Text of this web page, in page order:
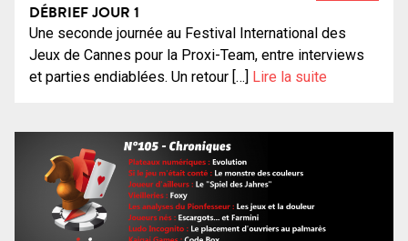
DÉBRIEF JOUR 1
Une seconde journée au Festival International des
Jeux de Cannes pour la Proxi-Team, entre interviews
et parties endiablées. Un retour […] Lire la suite